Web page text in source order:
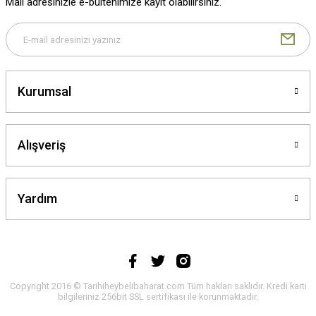
Kurumsal
Alışveriş
Yardım
Copyright 2016 © Tarihiheybelibaharat.com Tüm hakları saklıdır. Kredi kartı
bilgileriniz 256bit SSL sertifikası ile korunmaktadır.